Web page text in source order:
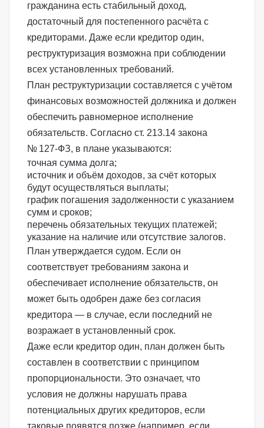
гражданина есть стабильный доход,
достаточный для постепенного расчёта с
кредиторами. Даже если кредитор один,
реструктуризация возможна при соблюдении
всех установленных требований.
План реструктуризации составляется с учётом
финансовых возможностей должника и должен
обеспечить равномерное исполнение
обязательств. Согласно ст. 213.14 закона
№ 127‑ФЗ, в плане указываются:
точная сумма долга;
источник и объём доходов, за счёт которых
будут осуществляться выплаты;
график погашения задолженности с указанием
сумм и сроков;
перечень обязательных текущих платежей;
указание на наличие или отсутствие залогов.
План утверждается судом. Если он
соответствует требованиям закона и
обеспечивает исполнение обязательств, он
может быть одобрен даже без согласия
кредитора — в случае, если последний не
возражает в установленный срок.
Даже если кредитор один, план должен быть
составлен в соответствии с принципом
пропорциональности. Это означает, что
условия не должны нарушать права
потенциальных других кредиторов, если
таковые появятся позже (например, если